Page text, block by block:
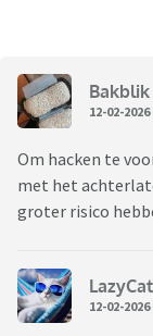
Bakblik
12-02-2026
Om hacken te
met het
groter risico
LazyCat
12-02-2026